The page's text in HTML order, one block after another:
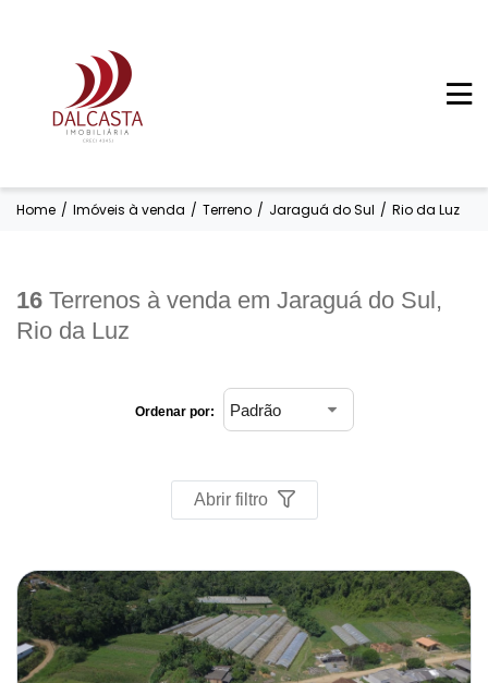
Home / Imóveis à venda / Terreno / Jaraguá do Sul / Rio da Luz
16 Terrenos à venda em Jaraguá do Sul,
Rio da Luz
Ordenar por:
Abrir filtro